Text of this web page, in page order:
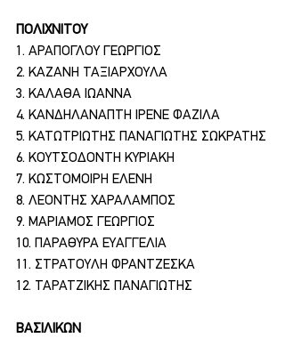
ΠΟΛΙΧΝΙΤΟΥ
1. ΑΡΑΠΟΓΛΟΥ ΓΕΩΡΓΙΟΣ
2. ΚΑΖΑΝΗ ΤΑΞΙΑΡΧΟΥΛΑ
3. ΚΑΛΑΘΑ ΙΩΑΝΝΑ
4. ΚΑΝΔΗΛΑΝΑΠΤΗ ΙΡΕΝΕ ΦΑΖΙΛΑ
5. ΚΑΤΩΤΡΙΩΤΗΣ ΠΑΝΑΓΙΩΤΗΣ ΣΩΚΡΑΤΗΣ
6. ΚΟΥΤΣΟΔΟΝΤΗ ΚΥΡΙΑΚΗ
7. ΚΩΣΤΟΜΟΙΡΗ ΕΛΕΝΗ
8. ΛΕΟΝΤΗΣ ΧΑΡΑΛΑΜΠΟΣ
9. ΜΑΡΙΑΜΟΣ ΓΕΩΡΓΙΟΣ
10. ΠΑΡΑΘΥΡΑ ΕΥΑΓΓΕΛΙΑ
11. ΣΤΡΑΤΟΥΛΗ ΦΡΑΝΤΖΕΣΚΑ
12. ΤΑΡΑΤΖΙΚΗΣ ΠΑΝΑΓΙΩΤΗΣ
ΒΑΣΙΛΙΚΩΝ